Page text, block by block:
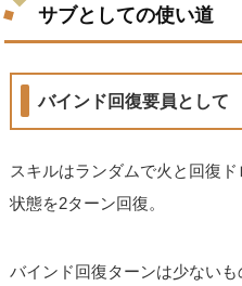
サブとしての使い道
バインド回復要員として
スキルはランダムで火と回復
状態を2ターン回復。
バインド回復ターンは少ないも